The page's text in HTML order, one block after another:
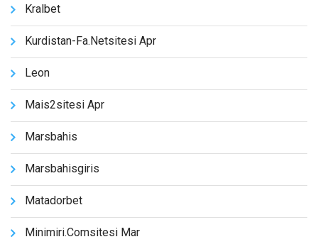
Kralbet
Kurdistan-Fa.netsitesi Apr
Leon
Mais2sitesi Apr
Marsbahis
Marsbahisgiris
Matadorbet
Minimiri.comsitesi Mar